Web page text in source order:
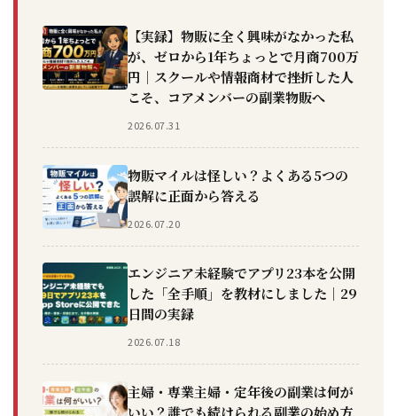
【実録】物販に全く興味がなかった私
が、ゼロから1年ちょっとで月商700万
円｜スクールや情報商材で挫折した人
こそ、コアメンバーの副業物販へ
2026.07.31
物販マイルは怪しい？よくある5つの
誤解に正面から答える
2026.07.20
エンジニア未経験でアプリ23本を公開
した「全手順」を教材にしました｜29
日間の実録
2026.07.18
主婦・専業主婦・定年後の副業は何が
いい？誰でも続けられる副業の始め方